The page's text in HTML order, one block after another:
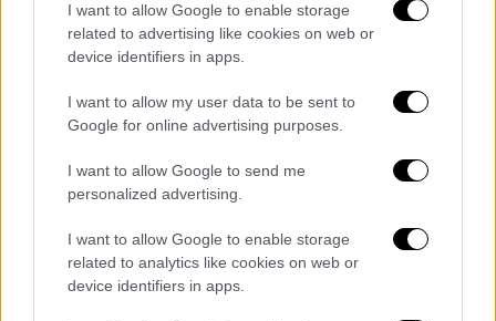
I want to allow Google to enable storage
related to advertising like cookies on web or
device identifiers in apps.
I want to allow my user data to be sent to
Google for online advertising purposes.
I want to allow Google to send me
personalized advertising.
I want to allow Google to enable storage
related to analytics like cookies on web or
device identifiers in apps.